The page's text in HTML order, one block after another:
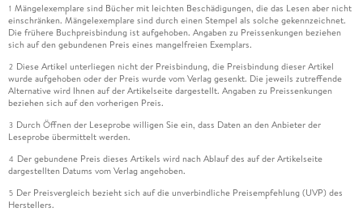
1 Mängelexemplare sind Bücher mit leichten Beschädigungen, die das Lesen aber nicht
einschränken. Mängelexemplare sind durch einen Stempel als solche gekennzeichnet.
Die frühere Buchpreisbindung ist aufgehoben. Angaben zu Preissenkungen beziehen
sich auf den gebundenen Preis eines mangelfreien Exemplars.
2 Diese Artikel unterliegen nicht der Preisbindung, die Preisbindung dieser Artikel
wurde aufgehoben oder der Preis wurde vom Verlag gesenkt. Die jeweils zutreffende
Alternative wird Ihnen auf der Artikelseite dargestellt. Angaben zu Preissenkungen
beziehen sich auf den vorherigen Preis.
3 Durch Öffnen der Leseprobe willigen Sie ein, dass Daten an den Anbieter der
Leseprobe übermittelt werden.
4 Der gebundene Preis dieses Artikels wird nach Ablauf des auf der Artikelseite
dargestellten Datums vom Verlag angehoben.
5 Der Preisvergleich bezieht sich auf die unverbindliche Preisempfehlung (UVP) des
Herstellers.